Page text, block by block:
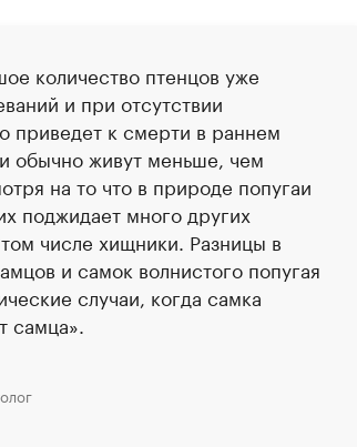
количество птенцов уже
и при отсутствии
приведет к смерти в раннем
обычно живут меньше, чем
на то что в природе попугаи
поджидает много других
числе хищники. Разницы в
и самок волнистого попугая
случаи, когда самка
самца».